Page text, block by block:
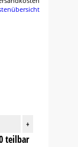
+
teilbar